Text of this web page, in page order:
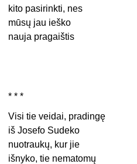
kito pasirinkti, nes
mūsų jau ieško
nauja pragaištis
* * *
Visi tie veidai, pradingę
iš Josefo Sudeko
nuotraukų, kur jie
išnyko, tie nematomų